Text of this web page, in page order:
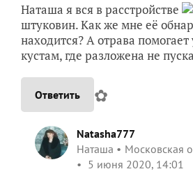
Наташа я вся в расстройстве
штуковин. Как же мне её
находится? А отрава помогает
кустам, где разложена не
Ответить ✿
Natasha777
Наташа
Московская
5 июня 2020, 14:01